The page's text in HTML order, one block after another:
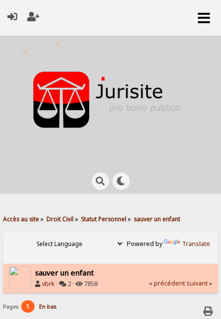
Accès au site» Droit Civil» Statut Personnel» sauver un enfant
Powered by Translate
sauver un enfant
vbrk · 2 · 7858 « précédent suivant »
Pages: 1 En bas